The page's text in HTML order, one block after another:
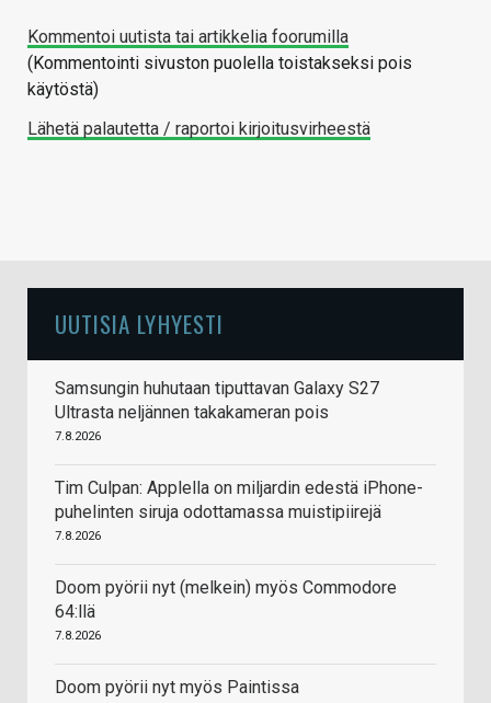
Kommentoi uutista tai artikkelia foorumilla
(Kommentointi sivuston puolella toistakseksi pois
käytöstä)
Lähetä palautetta / raportoi kirjoitusvirheestä
UUTISIA LYHYESTI
Samsungin huhutaan tiputtavan Galaxy S27
Ultrasta neljännen takakameran pois
7.8.2026
Tim Culpan: Applella on miljardin edestä iPhone-
puhelinten siruja odottamassa muistipiirejä
7.8.2026
Doom pyörii nyt (melkein) myös Commodore
64:llä
7.8.2026
Doom pyörii nyt myös Paintissa